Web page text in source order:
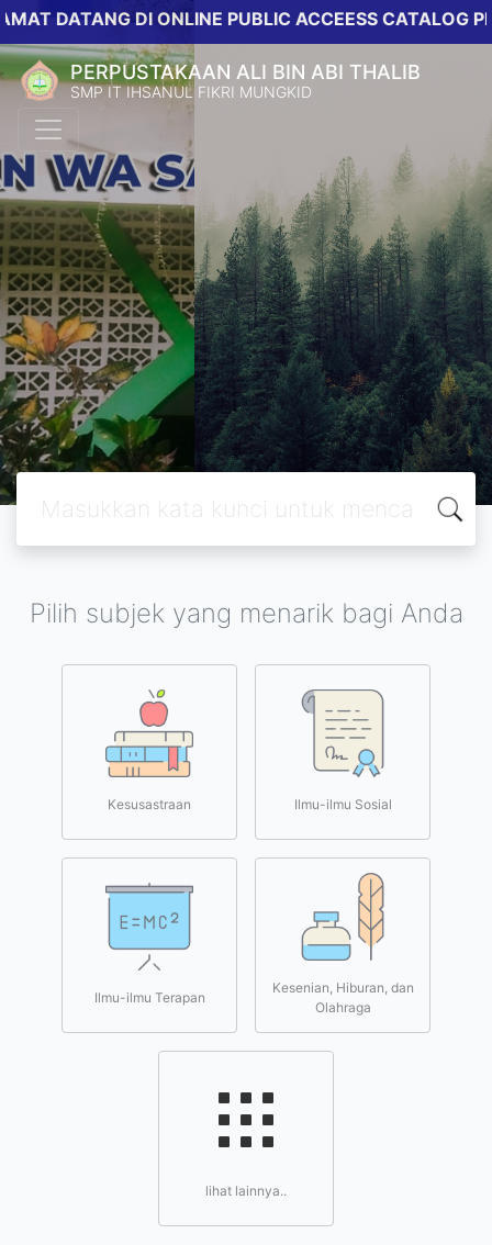
DATANG DI ONLINE PUBLIC ACCEESS CATALOG
PERPUSTAKAAN ALI BIN ABI THALIB
SMP IT IHSANUL FIKRI MUNGKID
Pilih subjek yang menarik bagi Anda
Kesusastraan Ilmu-ilmu Sosial
Ilmu-ilmu Terapan
Kesenian, Hiburan, dan
Olahraga
lihat lainnya..